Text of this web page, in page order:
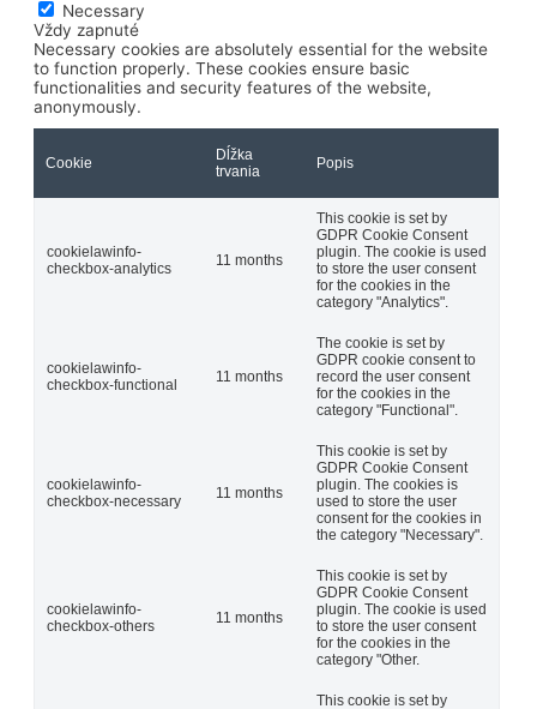
Necessary
Vždy zapnuté
Necessary cookies are absolutely essential for the website
to function properly. These cookies ensure basic
functionalities and security features of the website,
anonymously.
Cookie
Dĺžka
trvania
Popis
cookielawinfo-
checkbox-analytics
11 months
This cookie is set by
GDPR Cookie Consent
plugin. The cookie is used
to store the user consent
for the cookies in the
category "Analytics".
cookielawinfo-
checkbox-functional
11 months
The cookie is set by
GDPR cookie consent to
record the user consent
for the cookies in the
category "Functional".
cookielawinfo-
checkbox-necessary
11 months
This cookie is set by
GDPR Cookie Consent
plugin. The cookies is
used to store the user
consent for the cookies in
the category "Necessary".
cookielawinfo-
checkbox-others
11 months
This cookie is set by
GDPR Cookie Consent
plugin. The cookie is used
to store the user consent
for the cookies in the
category "Other.
This cookie is set by